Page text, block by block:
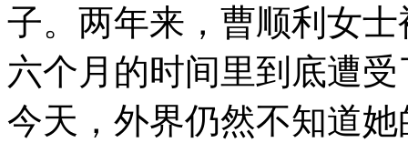
子。两年来，曹顺利女
六个月的时间里到底遭
今天，外界仍然不知道